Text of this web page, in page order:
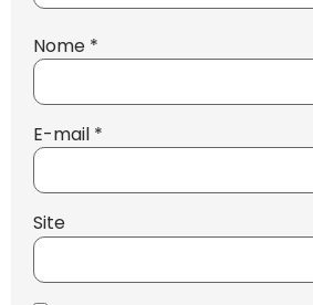
Nome *
E-mail *
Site